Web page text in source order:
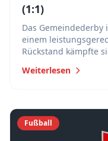
(1:1)
Das
einem
Rückstand kämpfte
Weiterlesen
Fußball